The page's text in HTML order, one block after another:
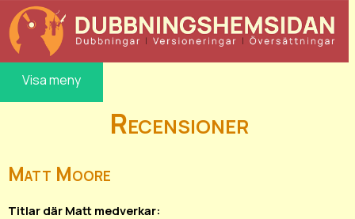
Visa meny
Recensioner
Matt Moore
Titlar där Matt medverkar: